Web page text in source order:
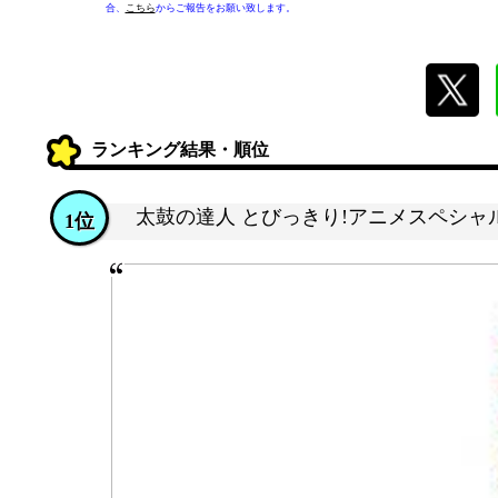
合、 こちらからご報告をお願い致します。
ランキング結果・順位
太鼓の達人 とびっきり!アニメスペシャ
1位